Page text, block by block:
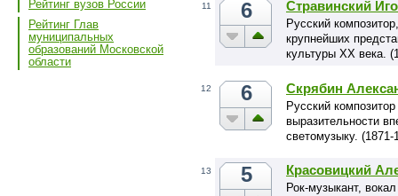
Рейтинг вузов России
Рейтинг Глав
муниципальных
образований Московской
области
11 6 Стравинский
Русский
крупнейших
культуры XX века.
12 6 Скрябин
Русский
выразительности
светомузыку. (1871-
13 5 Красовицкий
Рок-музыкант,